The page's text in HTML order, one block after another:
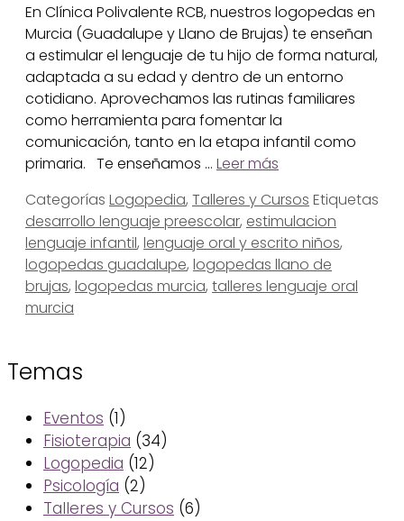
En Clínica Polivalente RCB, nuestros logopedas en
Murcia (Guadalupe y Llano de Brujas) te enseñan
a estimular el lenguaje de tu hijo de forma natural,
adaptada a su edad y dentro de un entorno
cotidiano. Aprovechamos las rutinas familiares
como herramienta para fomentar la
comunicación, tanto en la etapa infantil como
primaria. Te enseñamos … Leer más
Categorías Logopedia, Talleres y Cursos Etiquetas
desarrollo lenguaje preescolar, estimulacion
lenguaje infantil, lenguaje oral y escrito niños,
logopedas guadalupe, logopedas llano de
brujas, logopedas murcia, talleres lenguaje oral
murcia
Temas
Eventos (1)
Fisioterapia (34)
Logopedia (12)
Psicología (2)
Talleres y Cursos (6)